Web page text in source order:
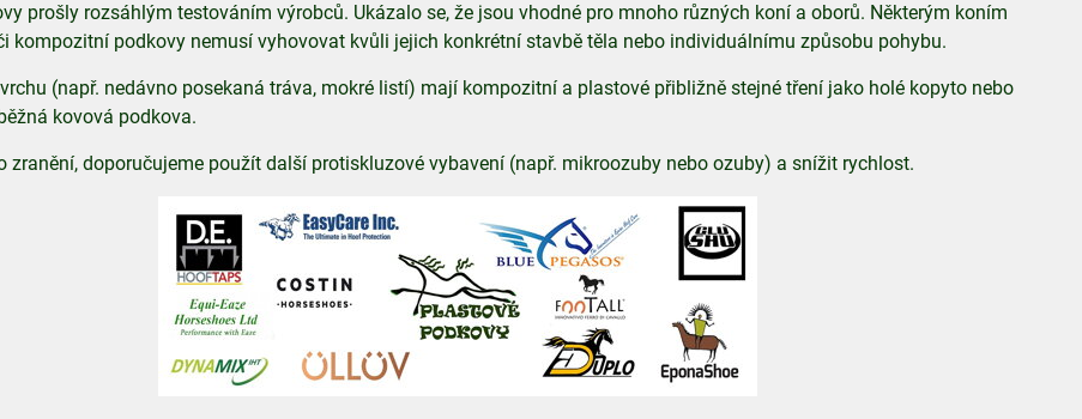
prošly rozsáhlým testováním výrobců. Ukázalo se, že jsou vhodné pro mnoho různých koní a oborů. Některým koním
kompozitní podkovy nemusí vyhovovat kvůli jejich konkrétní stavbě těla nebo individuálnímu způsobu pohybu.
(např. nedávno posekaná tráva, mokré listí) mají kompozitní a plastové přibližně stejné tření jako holé kopyto nebo
kovová podkova.
zranění, doporučujeme použít další protiskluzové vybavení (např. mikroozuby nebo ozuby) a snížit rychlost.